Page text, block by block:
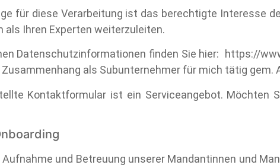
für diese Verarbeitung ist das berechtigte Interesse
als Ihren Experten weiterzuleiten.
Datenschutzinformationen finden Sie hier: https://
als Subunternehmer für mich tätig gem.
Kontaktformular ist ein Serviceangebot.
und Betreuung unserer Mandantinnen und